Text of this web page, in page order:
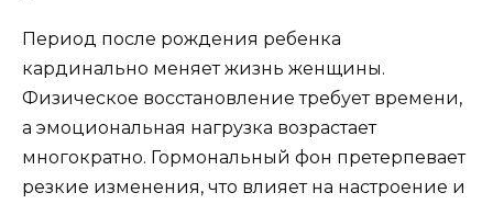
Период после рождения ребенка
кардинально меняет жизнь женщины.
Физическое восстановление требует времени,
а эмоциональная нагрузка возрастает
многократно. Гормональный фон претерпевает
резкие изменения, что влияет на настроение и